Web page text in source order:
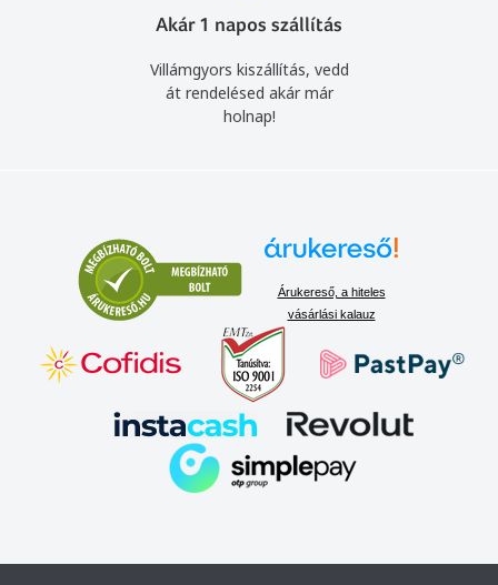
Akár 1 napos szállítás
Villámgyors kiszállítás, vedd
át rendelésed akár már
holnap!
Árukereső, a hiteles
vásárlási kalauz